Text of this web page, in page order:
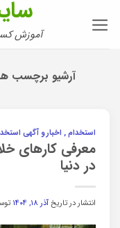
آموزش
آرشیو برچسب
استخدام , اخبار و آگهی
معرفی کارهای
در دنیا
انتشار در تاریخآذر ۱۸, ۱۴۰۴